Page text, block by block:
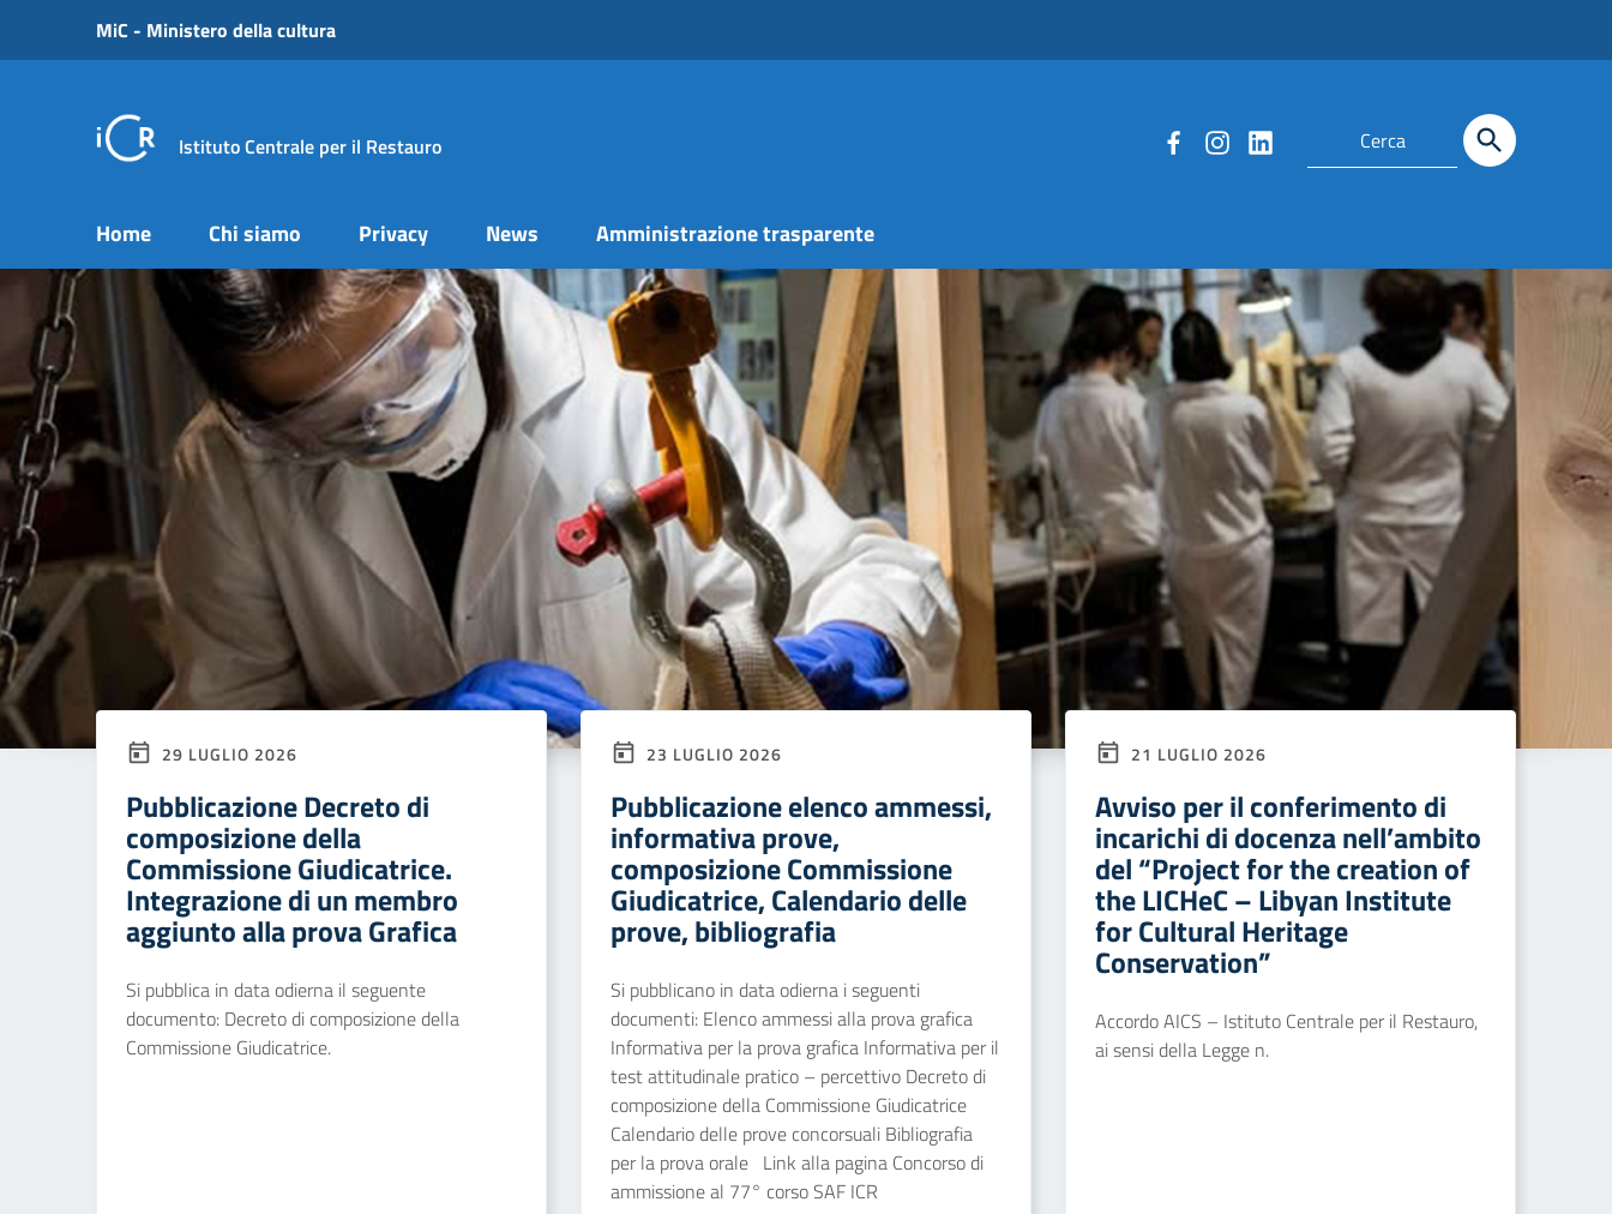
Vai ai contenuti
Vai al menu di navigazione
MiC - Ministero della cultura
Istituto Centrale per il Restauro
Home Chi siamo Privacy News Amministrazione trasparente
29 LUGLIO 2026
Pubblicazione Decreto di
composizione della
Commissione Giudicatrice.
Integrazione di un membro
aggiunto alla prova Grafica
Si pubblica in data odierna il seguente
documento: Decreto di composizione della
Commissione Giudicatrice.
23 LUGLIO 2026
Pubblicazione elenco ammessi,
informativa prove,
composizione Commissione
Giudicatrice, Calendario delle
prove, bibliografia
Si pubblicano in data odierna i seguenti
documenti: Elenco ammessi alla prova grafica
Informativa per la prova grafica Informativa per il
test attitudinale pratico – percettivo Decreto di
composizione della Commissione Giudicatrice
Calendario delle prove concorsuali Bibliografia
per la prova orale Link alla pagina Concorso di
ammissione al 77° corso SAF ICR
21 LUGLIO 2026
Avviso per il conferimento di
incarichi di docenza nell’ambito
del “Project for the creation of
the LICHeC – Libyan Institute
for Cultural Heritage
Conservation”
Accordo AICS – Istituto Centrale per il Restauro,
ai sensi della Legge n.